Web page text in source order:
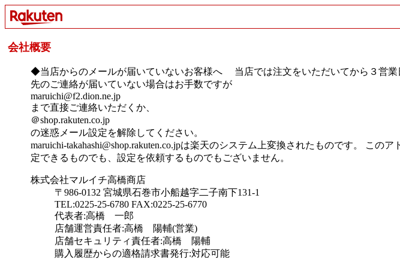
会社概要
◆当店からのメールが届いていないお客様へ 当店では注文をいただいてから３営
先のご連絡が届いていない場合はお手数ですが
maruichi@f2.dion.ne.jp
まで直接ご連絡いただくか、
＠shop.rakuten.co.jp
の迷惑メール設定を解除してください。
maruichi-takahashi@shop.rakuten.co.jpは楽天のシステム上変換されたものです。 こ
定できるものでも、設定を依頼するものでもございません。
株式会社マルイチ高橋商店
〒986-0132 宮城県石巻市小船越字二子南下131-1
TEL:0225-25-6780 FAX:0225-25-6770
代表者:高橋 一郎
店舗運営責任者:高橋 陽輔(営業)
店舗セキュリティ責任者:高橋 陽輔
購入履歴からの適格請求書発行:対応可能